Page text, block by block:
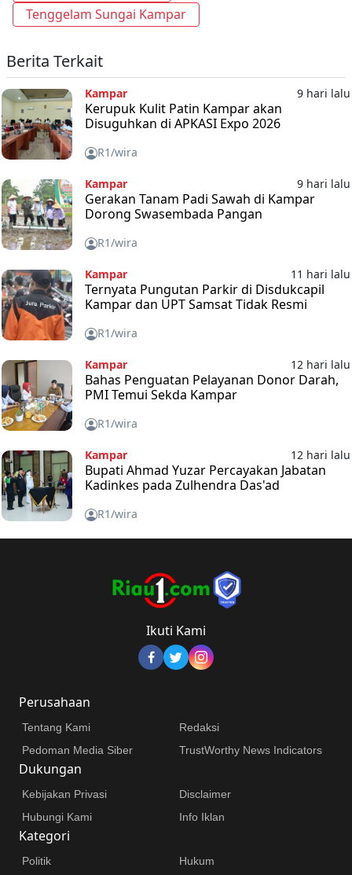
Tenggelam Sungai Kampar
Berita Terkait
Kampar 9 hari lalu
Kerupuk Kulit Patin Kampar akan
Disuguhkan di APKASI Expo 2026
R1/wira
Kampar 9 hari lalu
Gerakan Tanam Padi Sawah di Kampar
Dorong Swasembada Pangan
R1/wira
Kampar 11 hari lalu
Ternyata Pungutan Parkir di Disdukcapil
Kampar dan UPT Samsat Tidak Resmi
R1/wira
Kampar 12 hari lalu
Bahas Penguatan Pelayanan Donor Darah,
PMI Temui Sekda Kampar
R1/wira
Kampar 12 hari lalu
Bupati Ahmad Yuzar Percayakan Jabatan
Kadinkes pada Zulhendra Das'ad
R1/wira
Ikuti Kami
Perusahaan
Tentang Kami
Redaksi
Pedoman Media Siber
TrustWorthy News Indicators
Dukungan
Kebijakan Privasi
Disclaimer
Hubungi Kami
Info Iklan
Kategori
Politik Hukum